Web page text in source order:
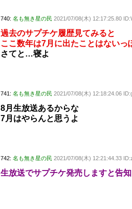
740: 名も無き星の民 2021/07/08(木) 12:17:25.80
過去のサプチケ履歴見てみると
ここ数年は7月に出たことはない
さてと…寝よ
741: 名も無き星の民 2021/07/08(木) 12:18:24.06
8月生放送あるからな
7月はやらんと思うよ
742: 名も無き星の民 2021/07/08(木) 12:21:44.33
生放送でサプチケ発売しますと告